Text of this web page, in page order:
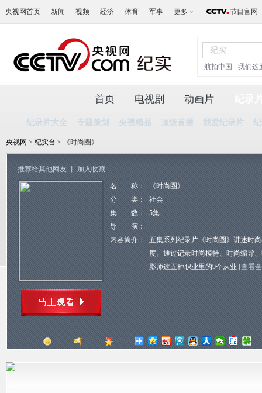
央视网首页 新闻 视频 经济 体育 军事 更多 节目官网
航拍中国 我们这
首页 电视剧 动画片
纪录片大全 专题策划 央视精品 顶级首播 我爱纪录片
央视网 > 纪实台 > 《时尚圈》
推荐给其他网友 加入收藏
名 称：
《时尚圈》
分 类：
社会
集 数：
5集
导 演：
内容简介：
五集系列纪录片《时尚圈》讲述时
度。通过记录时尚模特、时尚编导
影师这五种职业里的9个从业 [查看